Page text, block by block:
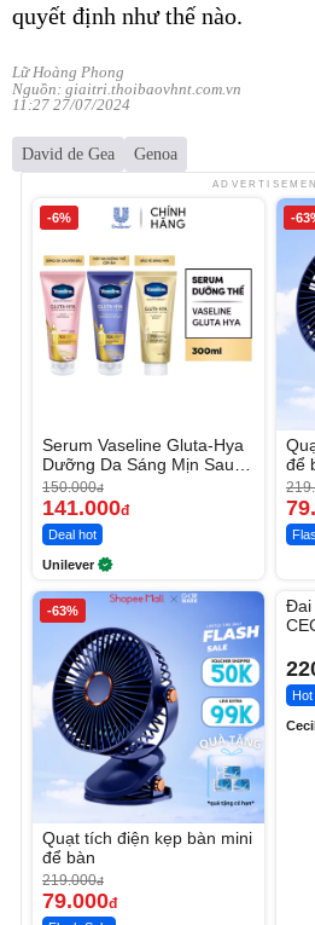
quyết định như thế nào.
Lữ Hoàng Phong
Nguồn: giaitri.thoibaovhnt.com.vn
11:27 27/07/2024
David de Gea Genoa
-6%
Serum Vaseline Gluta-Hya
Dưỡng Da Sáng Mịn Sau 7
Ngày
150.000đ
141.000đ
Deal hot
Unilever
-
để
-63%
Quạt tích điện kẹp bàn mini
để bàn
219.000đ
79.000đ
Đai